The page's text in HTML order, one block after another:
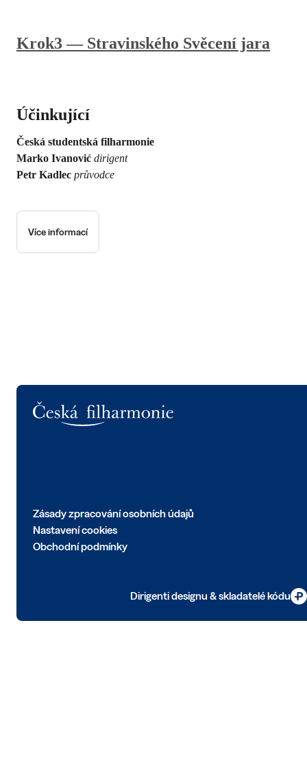
Krok3 — Stravinského Svěcení jara
Účinkující
Česká studentská filharmonie
Marko Ivanović dirigent
Petr Kadlec průvodce
Více informací
Zásady zpracování osobních údajů
Nastavení cookies
Obchodní podmínky
Dirigenti designu & skladatelé kódu